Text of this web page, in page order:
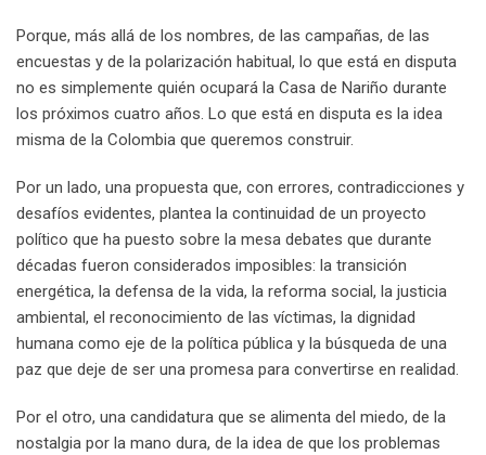
Porque, más allá de los nombres, de las campañas, de las
encuestas y de la polarización habitual, lo que está en disputa
no es simplemente quién ocupará la Casa de Nariño durante
los próximos cuatro años. Lo que está en disputa es la idea
misma de la Colombia que queremos construir.
Por un lado, una propuesta que, con errores, contradicciones y
desafíos evidentes, plantea la continuidad de un proyecto
político que ha puesto sobre la mesa debates que durante
décadas fueron considerados imposibles: la transición
energética, la defensa de la vida, la reforma social, la justicia
ambiental, el reconocimiento de las víctimas, la dignidad
humana como eje de la política pública y la búsqueda de una
paz que deje de ser una promesa para convertirse en realidad.
Por el otro, una candidatura que se alimenta del miedo, de la
nostalgia por la mano dura, de la idea de que los problemas